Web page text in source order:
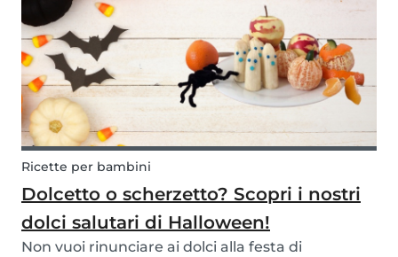
Ricette per bambini
Dolcetto o scherzetto? Scopri i nostri
dolci salutari di Halloween!
Non vuoi rinunciare ai dolci alla festa di